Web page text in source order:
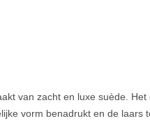
van zacht en luxe suède. Het
vorm benadrukt en de laars